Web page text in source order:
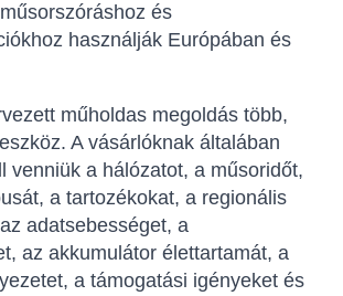
és
használják Európában és
műholdas megoldás több,
A vásárlóknak általában
venniük a hálózatot, a műsoridőt,
a tartozékokat, a regionális
adatsebességet, a
az akkumulátor élettartamát, a
a támogatási igényeket és